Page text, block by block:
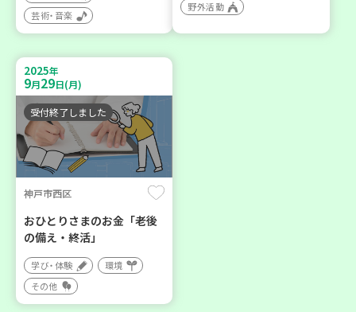
芸術・音楽
野外活動
2025年
9月29日(月)
受付終了しました
神戸市西区
おひとりさまのお金「老後
の備え・終活」
学び・体験
環境
その他